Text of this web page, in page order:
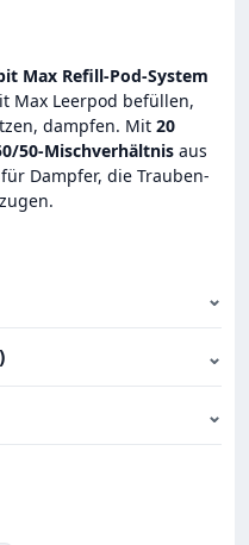
Max Refill-Pod-System
Max Leerpod befüllen,
dampfen. Mit 20
50-Mischverhältnis aus
Dampfer, die Trauben-
⌄
⌄
⌄